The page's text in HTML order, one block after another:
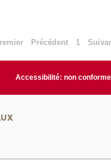
Précédent 1
Accessibilité: non conforme